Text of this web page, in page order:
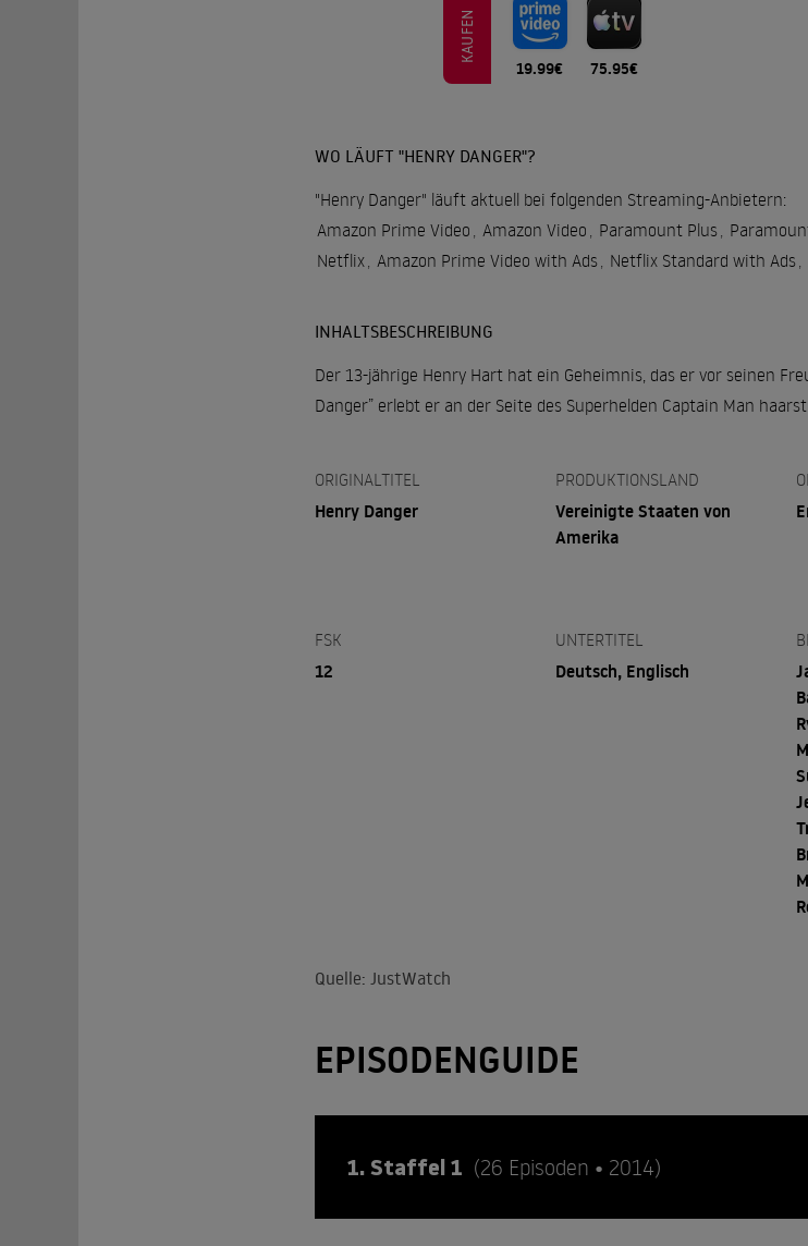
KAUFEN
19.99€ 75.95€
WO LÄUFT "HENRY DANGER"?
"Henry Danger" läuft aktuell bei folgenden Streaming-Anbietern:
Amazon Prime Video
Amazon Video Paramount Plus
Netflix
Amazon Prime Video with Ads Netflix Standard with Ads
INHALTSBESCHREIBUNG
Der 13-jährige Henry Hart hat ein Geheimnis, das er vor seinen
Danger” erlebt er an der Seite des Superhelden Captain Man
ORIGINALTITEL
Henry Danger
PRODUKTIONSLAND
Vereinigte Staaten von
Amerika
FSK
12
UNTERTITEL
Deutsch, Englisch
Quelle: JustWatch
EPISODENGUIDE
1. Staffel 1 (26 Episoden • 2014)